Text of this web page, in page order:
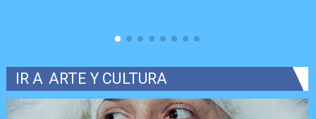
IR A ARTE Y CULTURA